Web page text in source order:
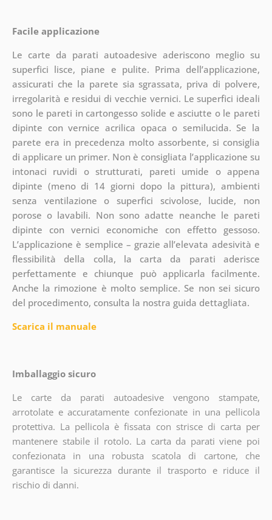
Facile applicazione
Le carte da parati autoadesive aderiscono meglio su
superfici lisce, piane e pulite. Prima dell’applicazione,
assicurati che la parete sia sgrassata, priva di polvere,
irregolarità e residui di vecchie vernici. Le superfici ideali
sono le pareti in cartongesso solide e asciutte o le pareti
dipinte con vernice acrilica opaca o semilucida. Se la
parete era in precedenza molto assorbente, si consiglia
di applicare un primer. Non è consigliata l’applicazione su
intonaci ruvidi o strutturati, pareti umide o appena
dipinte (meno di 14 giorni dopo la pittura), ambienti
senza ventilazione o superfici scivolose, lucide, non
porose o lavabili. Non sono adatte neanche le pareti
dipinte con vernici economiche con effetto gessoso.
L’applicazione è semplice – grazie all’elevata adesività e
flessibilità della colla, la carta da parati aderisce
perfettamente e chiunque può applicarla facilmente.
Anche la rimozione è molto semplice. Se non sei sicuro
del procedimento, consulta la nostra guida dettagliata.
Scarica il manuale
Imballaggio sicuro
Le carte da parati autoadesive vengono stampate,
arrotolate e accuratamente confezionate in una pellicola
protettiva. La pellicola è fissata con strisce di carta per
mantenere stabile il rotolo. La carta da parati viene poi
confezionata in una robusta scatola di cartone, che
garantisce la sicurezza durante il trasporto e riduce il
rischio di danni.